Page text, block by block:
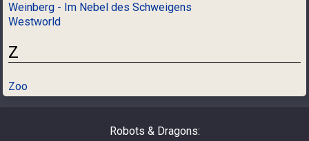
Weinberg - Im Nebel des Schweigens
Westworld
Z
Zoo
Robots & Dragons: